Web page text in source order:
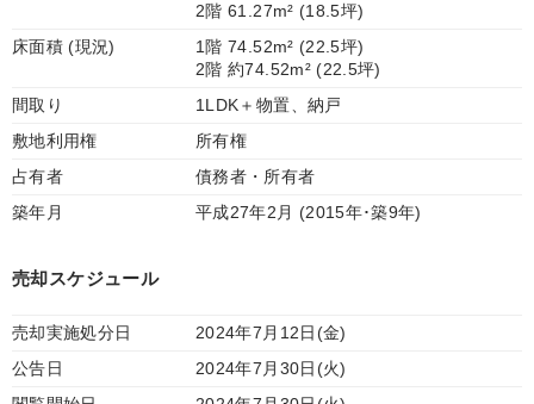
2階 61.27m² (18.5坪)
床面積 (現況)
1階 74.52m² (22.5坪)
2階 約74.52m² (22.5坪)
間取り
1LDK＋物置、納戸
敷地利用権
所有権
占有者
債務者・所有者
築年月
平成27年2月 (2015年･築9年)
売却スケジュール
売却実施処分日
2024年7月12日(金)
公告日
2024年7月30日(火)